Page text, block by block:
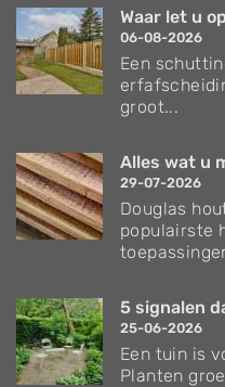
Waar let u
06-08-2026
Een
groot...
Alles wat u
29-07-2026
Douglas
populairste
5 signalen
25-06-2026
Een tuin is
Planten